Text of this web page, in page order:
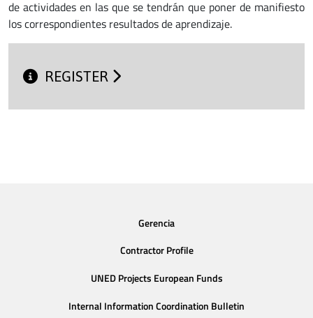
de actividades en las que se tendrán que poner de manifiesto
los correspondientes resultados de aprendizaje.
REGISTER
Gerencia
Contractor Profile
UNED Projects European Funds
Internal Information Coordination Bulletin